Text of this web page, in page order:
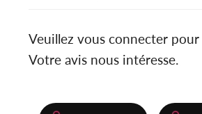
Veuillez vous connecter
Votre avis nous intéresse.